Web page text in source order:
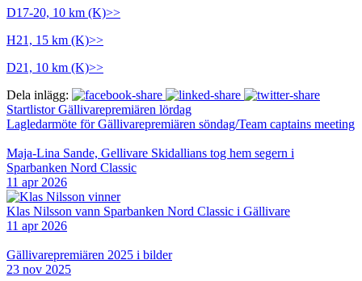
D17-20, 10 km (K)>>
H21, 15 km (K)>>
D21, 10 km (K)>>
Dela inlägg:
Startlistor Gällivarepremiären lördag
Lagledarmöte för Gällivarepremiären söndag/Team captains meeting
Maja-Lina Sande, Gellivare Skidallians tog hem segern i
Sparbanken Nord Classic
11 apr 2026
Klas Nilsson vann Sparbanken Nord Classic i Gällivare
11 apr 2026
Gällivarepremiären 2025 i bilder
23 nov 2025